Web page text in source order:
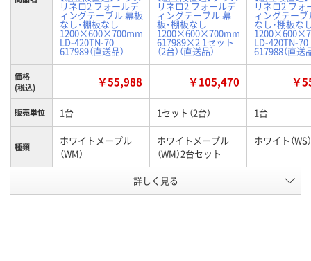
リネロ2 フォールデ
ィングテーブル 幕板
なし・棚板なし
1200×600×700mm
LD-420TN-70
617989（直送品）
リネロ2 フォールデ
ィングテーブル 幕
板・棚板なし
1200×600×700mm
617989×2 1セット
（2台）（直送品）
リネロ2 フォ
ィングテーブ
なし・棚板な
LD-420TN-70
617988（直送
価格
(税込)
￥55,988 ￥105,470 ￥
販売単位 1台 1セット（2台） 1台
種類
ホワイトメープル
（WM）
ホワイトメープル
（WM）2台セット
ホワイト（WS）
U932041 J923948
詳しく見る